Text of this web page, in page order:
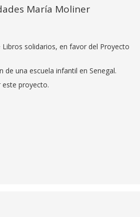
María Moliner
solidarios, en favor del Proyecto
una escuela infantil en Senegal.
este proyecto.